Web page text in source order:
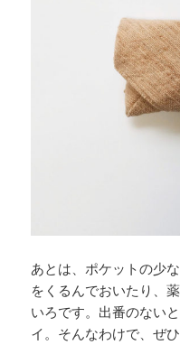
あとは、ポケットの少
をくるんでおいたり、
いろです。出番のない
イ。そんなわけで、ぜ